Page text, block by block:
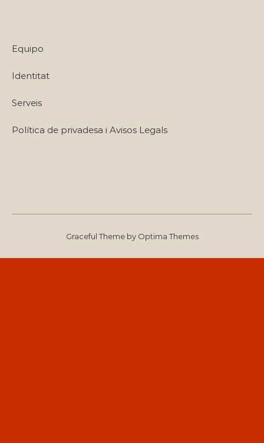
Equipo
Identitat
Serveis
Política de privadesa i Avisos Legals
Graceful Theme by Optima Themes